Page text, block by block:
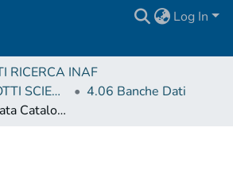
Log In
RICERCA INAF
4 ALTRI PRODOTTI SCIENTIFICI (Other scientific products)
4.06 Banche Dati
VizieR Online Data Catalog: W49B with H.E.S.S. and Fermi-LAT (HESS+, 2018)